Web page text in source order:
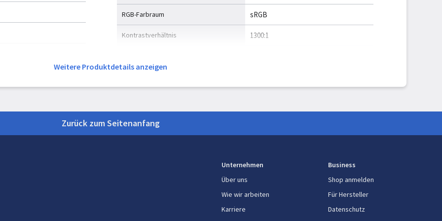
RGB-Farbraum sRGB
Kontrastverhältnis 1300:1
Unterstützung
Technologie mit hohem Dynamikbereich
Dolby Vision IQ
Neuronale Prozessoreinheit (NPU)
1,4 GHz
Unterstützung für Windows Studio-
Weitere Produktdetails anzeigen
Zurück zum Seitenanfang
Unternehmen
Über uns
Wie wir arbeiten
Karriere
Business
Shop anmelden
Für Hersteller
Datenschutz